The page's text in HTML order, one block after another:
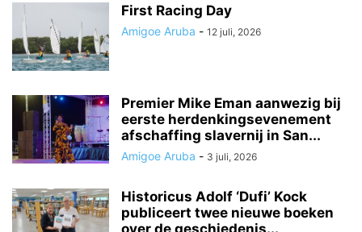
First Racing Day
Amigoe Aruba - 12 juli, 2026
Premier Mike Eman aanwezig bij
eerste herdenkingsevenement
afschaffing slavernij in San...
Amigoe Aruba - 3 juli, 2026
Historicus Adolf ‘Dufi’ Kock
publiceert twee nieuwe boeken
over de geschiedenis...